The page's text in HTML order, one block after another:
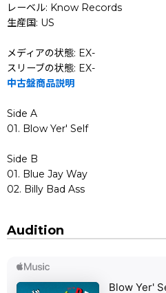
レーベル: Know Records
生産国: US
メディアの状態: EX-
スリーブの状態: EX-
中古盤商品説明
Side A
01. Blow Yer' Self
Side B
01. Blue Jay Way
02. Billy Bad Ass
Audition